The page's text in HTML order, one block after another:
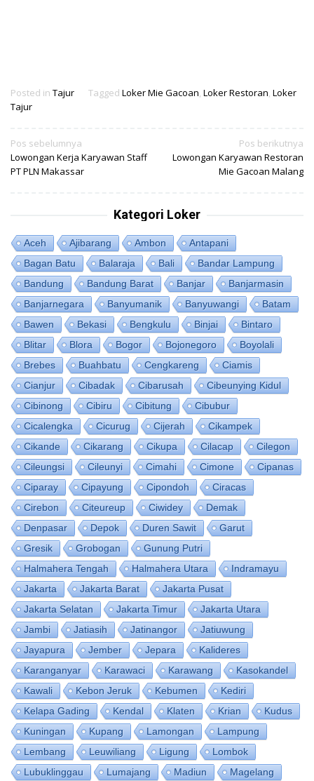
Posted in Tajur Tagged Loker Mie Gacoan, Loker Restoran, Loker
Tajur
Navigasi
pos
Pos sebelumnya
Lowongan Kerja Karyawan Staff
PT PLN Makassar
Pos berikutnya
Lowongan Karyawan Restoran
Mie Gacoan Malang
Kategori Loker
Aceh Ajibarang Ambon
Antapani
Bagan Batu
Balaraja Bali
Bandar Lampung
Bandung
Bandung Barat Banjar
Banjarmasin
Banjarnegara
Banyumanik Banyuwangi
Batam
Bawen
Bekasi Bengkulu Binjai
Bintaro
Blitar
Blora Bogor Bojonegoro
Boyolali
Brebes
Buahbatu Cengkareng
Ciamis
Cianjur
Cibadak Cibarusah
Cibeunying Kidul
Cibinong
Cibiru Cibitung
Cibubur
Cicalengka
Cicurug Cijerah
Cikampek
Cikande
Cikarang Cikupa Cilacap
Cilegon
Cileungsi
Cileunyi Cimahi Cimone
Cipanas
Ciparay
Cipayung Cipondoh
Ciracas
Cirebon
Citeureup Ciwidey
Demak
Denpasar
Depok Duren Sawit
Garut
Gresik
Grobogan
Gunung Putri
Halmahera Tengah
Halmahera Utara
Indramayu
Jakarta
Jakarta Barat
Jakarta Pusat
Jakarta Selatan
Jakarta Timur
Jakarta Utara
Jambi
Jatiasih Jatinangor
Jatiuwung
Jayapura
Jember Jepara
Kalideres
Karanganyar
Karawaci Karawang
Kasokandel
Kawali
Kebon Jeruk Kebumen
Kediri
Kelapa Gading
Kendal Klaten Krian
Kudus
Kuningan
Kupang Lamongan
Lampung
Lembang
Leuwiliang Ligung
Lombok
Lubuklinggau
Lumajang Madiun
Magelang